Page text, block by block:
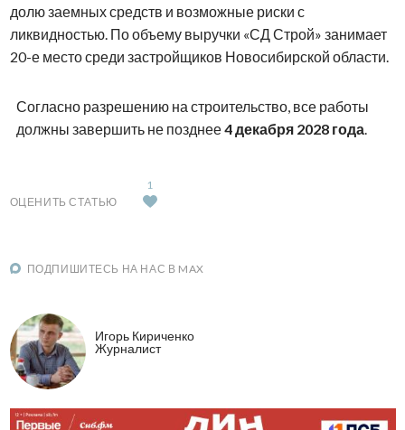
долю заемных средств и возможные риски с
ликвидностью. По объему выручки «СД Строй» занимает
20-е место среди застройщиков Новосибирской области.
Согласно разрешению на строительство, все работы
должны завершить не позднее4 декабря 2028 года
ОЦЕНИТЬ СТАТЬЮ
1
ПОДПИШИТЕСЬ НА НАС В MAX
Игорь Кириченко
Журналист